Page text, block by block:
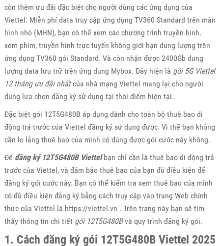
còn thêm ưu đãi đặc biệt cho người dùng các ứng dụng của
Viettel: Miễn phí data truy cập ứng dụng TV360 Standard trên màn
hình nhỏ (MHN), bạn có thể xem các chương trình truyền hình,
xem phim, truyền hình trực tuyến không giới hạn dung lượng trên
ứng dụng TV360 gói Standard. Và còn nhận được 2400Gb dung
lượng data lưu trữ trên ứng dung Mybox. Đây hiện là gói 5G Viettel
12 tháng ưu đãi nhấtcủa nhà mạng Viettel mang lại cho người
dùng lựa chọn đăng ký sử dụng tại thời điểm hiện tại.
Đặc biệt gói 12T5G480B áp dụng dành cho toàn bộ thuê bao di
động trả trước của Viettel đăng ký sử dụng được. Vì thế bạn không
cần lo lắng thuê bao của mình có dùng được gói cước này không.
Để đăng ký 12T5G480B Viettelbạn chỉ cần là thuê bao di động trả
trước của Viettel, và đảm bảo thuê bao của bạn đủ điều kiện để
đăng ký gói cước này. Bạn có thể kiểm tra xem thuê bao của mình
có đủ điều kiện đăng ký bằng cách truy cập vào trang Web chính
thức của Viettel là https://viettel.vn . Trên trang này bạn sẽ tìm
thấy thông tin chi tiết gói 12T5G480Bvà quy trình đăng ký gói.
1. Cách đăng ký gói 12T5G480B Viettel 2025